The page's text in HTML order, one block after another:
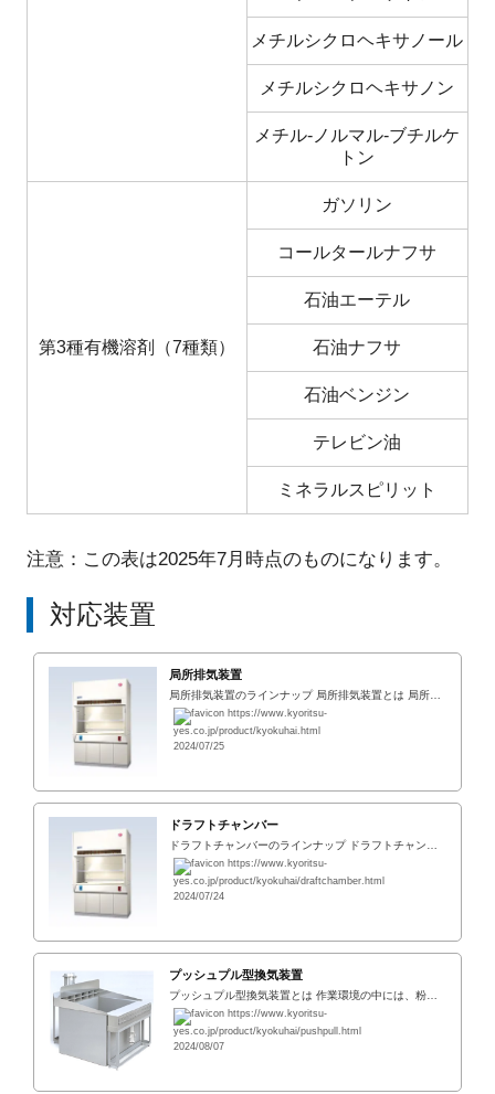
メチルシクロヘキサノール
メチルシクロヘキサノン
メチル-ノルマル-ブチルケ
トン
第3種有機溶剤（7種類）
ガソリン
コールタールナフサ
石油エーテル
石油ナフサ
石油ベンジン
テレビン油
ミネラルスピリット
注意：この表は2025年7月時点のものになります。
対応装置
局所排気装置
局所排気装置のラインナップ 局所排気装置とは 局所排気装置とは研究実験室や工場で発生する有機溶剤や粉じん等の有害物質を含む空気が作業場全体へ拡散する前に、その空気を高濃度の状態で局所的に集め屋外へ排出する装置になります。 作業場の一か所で部
https://www.kyoritsu-
yes.co.jp/product/kyokuhai.html
2024/07/25
ドラフトチャンバー
https://www.kyoritsu-
yes.co.jp/product/kyokuhai/draftchamber.html
2024/07/24
プッシュプル型換気装置
プッシュプル型換気装置とは 作業環境の中には、粉塵、ガス、悪臭、蒸気、高熱等、種々雑多な有害物質が存在しています。 これら有害要因による悪影響を除去し、作業環境の改善を実施する上で局所排気は欠くことのできない非常に有効な手段といえます。 プ
https://www.kyoritsu-
yes.co.jp/product/kyokuhai/pushpull.html
2024/08/07